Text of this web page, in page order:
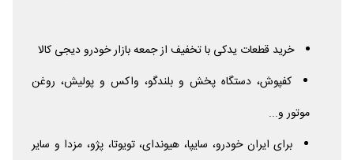
خرید قطعات یدکی با تخفیف از جمعه بازار خودرو دیجی کالا
کفپوش، دستگاه پخش و بلندگو، واکس و پولیش، روغن
موتور و...
برای ایران خودرو، سایپا، هیوندای، تویوتا، پژو، مزدا و سایر